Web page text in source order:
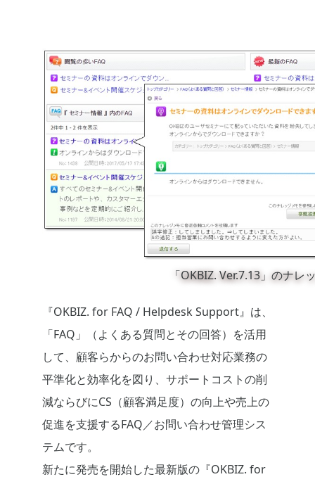
「OKBIZ. Ver.7.13」のナレ
『OKBIZ. for FAQ / Helpdesk Support』は、
「FAQ」（よくある質問とその回答）を活用
して、顧客らからのお問い合わせ対応業務の
平準化と効率化を図り、サポートコストの削
減ならびにCS（顧客満足度）の向上や売上の
促進を支援するFAQ／お問い合わせ管理シス
テムです。
新たに発売を開始した最新版の『OKBIZ. for